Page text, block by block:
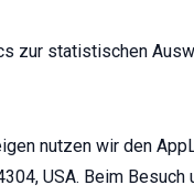
zur statistischen
nutzen wir den
USA. Beim